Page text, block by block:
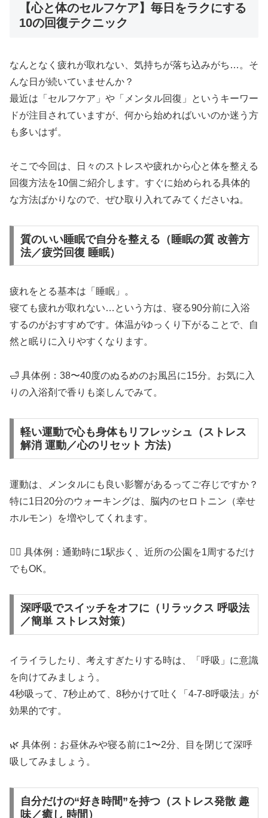
【心と体のセルフケア】毎日をラクにする
10の回復テクニック
なんとなく疲れが取れない、気持ちが落ち込みがち…。そ
んな日が続いていませんか？
最近は「セルフケア」や「メンタル回復」というキーワー
ドが注目されていますが、何から始めればいいのか迷う方
も多いはず。
そこで今回は、日々のストレスや疲れから心と体を整える
回復方法を10個ご紹介します。すぐに始められる具体的
な方法ばかりなので、ぜひ取り入れてみてくださいね。
質のいい睡眠で自分を整える（睡眠の質 改善方
法／疲労回復 睡眠）
疲れをとる基本は「睡眠」。
寝ても疲れが取れない…という方は、寝る90分前に入浴
するのがおすすめです。体温がゆっくり下がることで、自
然と眠りに入りやすくなります。
🛁 具体例：38〜40度のぬるめのお風呂に15分。お気に入
りの入浴剤で香りも楽しんでみて。
軽い運動で心も身体もリフレッシュ（ストレス
解消 運動／心のリセット 方法）
運動は、メンタルにも良い影響があるってご存じですか？
特に1日20分のウォーキングは、脳内のセロトニン（幸せ
ホルモン）を増やしてくれます。
🚶‍♀️ 具体例：通勤時に1駅歩く、近所の公園を1周するだけ
でもOK。
深呼吸でスイッチをオフに（リラックス 呼吸法
／簡単 ストレス対策）
イライラしたり、考えすぎたりする時は、「呼吸」に意識
を向けてみましょう。
4秒吸って、7秒止めて、8秒かけて吐く「4-7-8呼吸法」が
効果的です。
🌿 具体例：お昼休みや寝る前に1〜2分、目を閉じて深呼
吸してみましょう。
自分だけの“好き時間”を持つ（ストレス発散 趣
味／癒し 時間）